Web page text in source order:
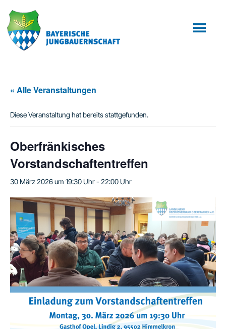
Inhalt
springen
Fußzeile
springen
« Alle Veranstaltungen
Diese Veranstaltung hat bereits stattgefunden.
Oberfränkisches
Vorstandschaftentreffen
30 März 2026 um 19:30 Uhr-22:00 Uhr